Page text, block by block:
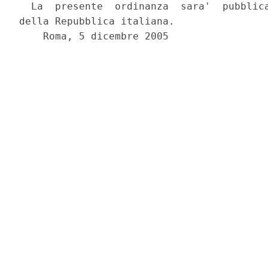
La  presente  ordinanza  sara'
della Repubblica italiana.
    Roma, 5 dicembre 2005